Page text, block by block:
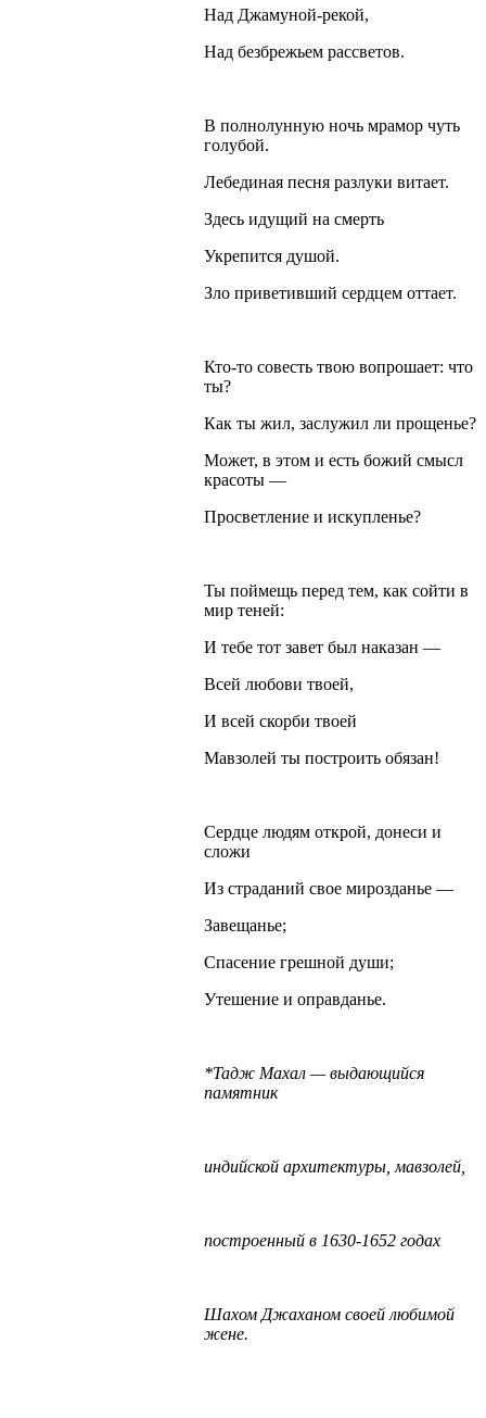
Над Джамуной-рекой,
Над безбрежьем рассветов.
В полнолунную ночь мрамор чуть
голубой.
Лебединая песня разлуки витает.
Здесь идущий на смерть
Укрепится душой.
Зло приветивший сердцем оттает.
Кто-то совесть твою вопрошает: что
ты?
Как ты жил, заслужил ли прощенье?
Может, в этом и есть божий смысл
красоты —
Просветление и искупленье?
Ты поймещь перед тем, как сойти в
мир теней:
И тебе тот завет был наказан —
Всей любови твоей,
И всей скорби твоей
Мавзолей ты построить обязан!
Сердце людям открой, донеси и
сложи
Из страданий свое мирозданье —
Завещанье;
Спасение грешной души;
Утешение и оправданье.
*Тадж Махал — выдающийся
памятник
индийской архитектуры, мавзолей,
построенный в 1630-1652 годах
Шахом Джаханом своей любимой
жене.